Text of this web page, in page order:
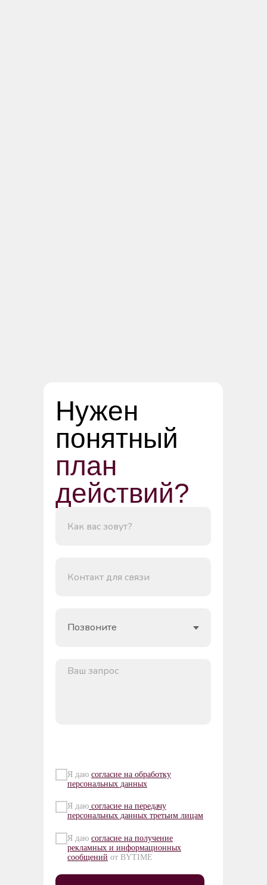
Нужен
понятный
план
действий?
Я даю согласие на обработку
персональных данных
Я даю согласие на передачу
персональных данных третьим лицам
Я даю согласие на получение
рекламных и информационных
сообщений от BYTIME